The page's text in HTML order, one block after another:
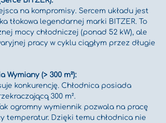
na kompromisy. Sercem układu jest
tłokowa legendarnej marki BITZER. To
mocy chłodniczej (ponad 52 kW), ale
pracy w cyklu ciągłym przez długie
Wymiany (> 300 m²):
konkurencję. Chłodnica posiada
300 m².
ogromny wymiennik pozwala na pracę
temperatur. Dzięki temu chłodnica nie